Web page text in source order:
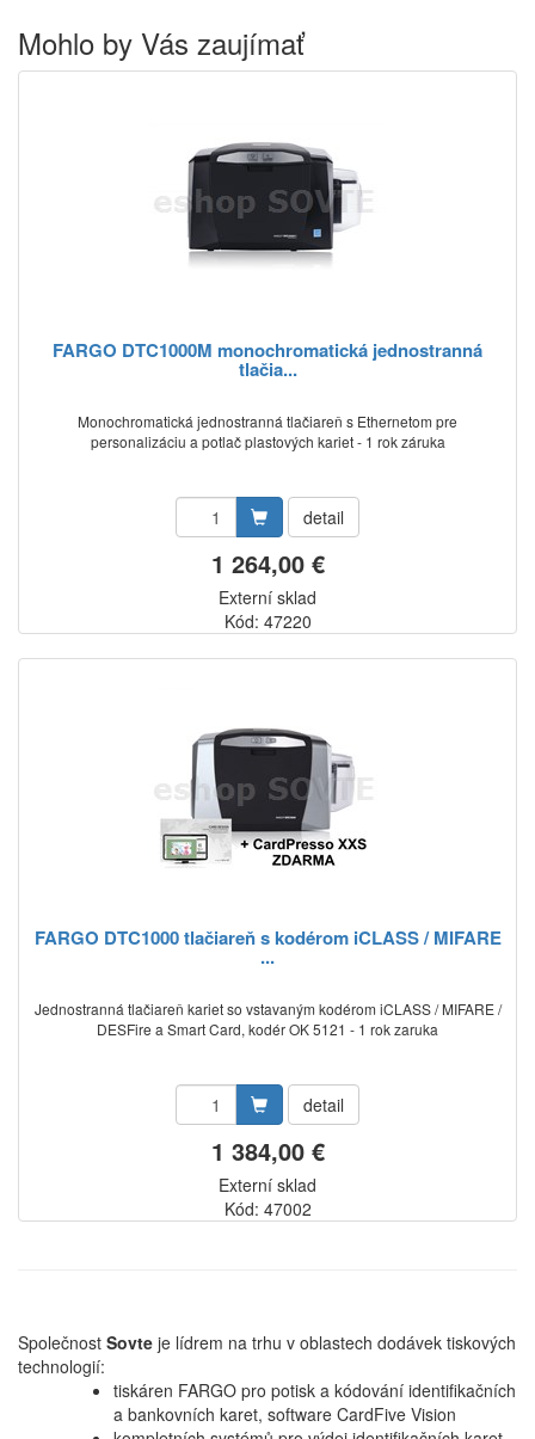
Mohlo by Vás zaujímať
FARGO DTC1000M monochromatická jednostranná
tlačia...
Monochromatická jednostranná tlačiareň s Ethernetom pre
personalizáciu a potlač plastových kariet - 1 rok záruka
detail
1 264,00 €
Externí sklad
Kód: 47220
FARGO DTC1000 tlačiareň s kodérom iCLASS / MIFARE
...
Jednostranná tlačiareň kariet so vstavaným kodérom iCLASS / MIFARE /
DESFire a Smart Card, kodér OK 5121 - 1 rok zaruka
detail
1 384,00 €
Externí sklad
Kód: 47002
Společnost Sovte je lídrem na trhu v oblastech dodávek tiskových
technologií:
tiskáren FARGO pro potisk a kódování identifikačních
a bankovních karet, software CardFive Vision